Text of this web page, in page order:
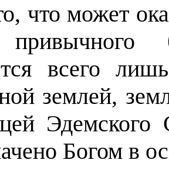
что может
всего
землей,
Богом в